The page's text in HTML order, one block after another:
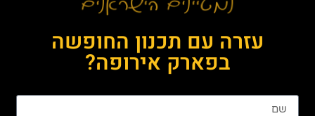
עזרה עם תכנון החופשה
בפארק אירופה?